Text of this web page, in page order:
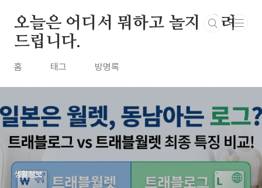
오늘은 어디서 뭐하고 놀지 알려
드립니다.
홈 태그 방명록
생활정보